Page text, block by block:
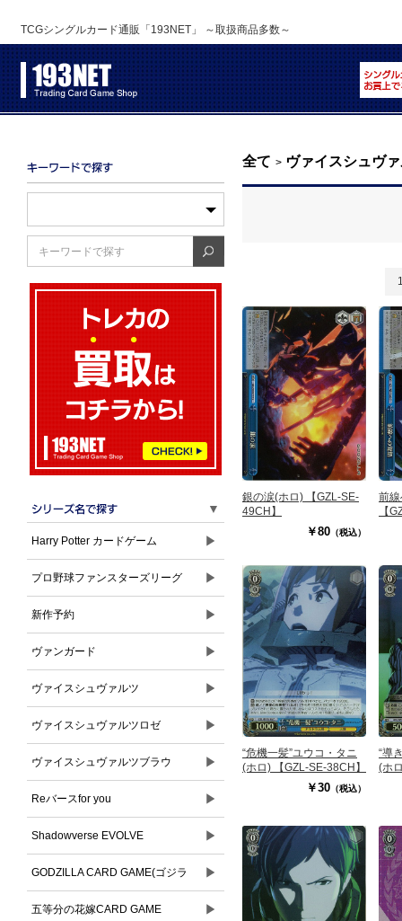
TCGシングルカード通販「193NET」 ～取扱商品多数～
▼
Harry Potter カードゲーム ▶
プロ野球ファンスターズリーグ ▶
新作予約 ▶
ヴァンガード ▶
ヴァイスシュヴァルツ ▶
ヴァイスシュヴァルツロゼ ▶
ヴァイスシュヴァルツブラウ ▶
Reバースfor you ▶
Shadowverse EVOLVE ▶
GODZILLA CARD GAME(ゴジラ
カードゲーム)
▶
五等分の花嫁CARD GAME ▶
全て > ヴァイスシュヴ
銀の涙(ホロ) 【GZL-SE-
49CH】
￥80 （税込）
前
【
“危機一髪”ユウコ・タニ
(ホロ) 【GZL-SE-38CH】
￥30 （税込）
“導
(ホ